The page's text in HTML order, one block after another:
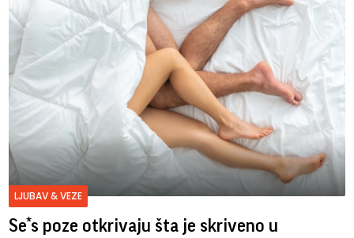
LJUBAV & VEZE
Se*s poze otkrivaju šta je skriveno u